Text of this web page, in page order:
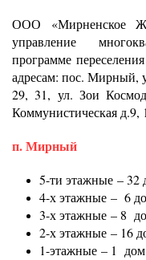
ООО «Мирненское
управление
программе
адресам: пос. Мирный,
29, 31, ул. Зои
Коммунистическая д.9,
п. Мирный
5-ти этажные – 32
4-х этажные – 6
3-х этажные – 8
2-х этажные – 16
1-этажные – 1 дом